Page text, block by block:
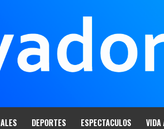
DEPORTES ESPECTACULOS VIDA